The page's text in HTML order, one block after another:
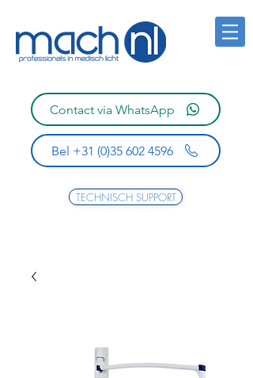
Contact via WhatsApp
Bel +31 (0)35 602 4596
TECHNISCH SUPPORT